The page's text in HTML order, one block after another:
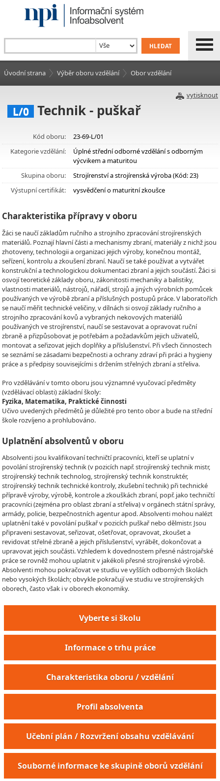
Úvodní strana Výběr oboru vzdělání Obor vzdělání
vytisknout
L/0 Technik - puškař
Kód oboru:
23-69-L/01
Kategorie vzdělání:
Úplné střední odborné vzdělání s odborným
výcvikem a maturitou
Skupina oboru:
Strojírenství a strojírenská výroba (Kód: 23)
Výstupní certifikát:
vysvědčení o maturitní zkoušce
Charakteristika přípravy v oboru
Žáci se naučí základům ručního a strojního zpracování strojírenských
materiálů. Poznají hlavní části a mechanismy zbraní, materiály z nichž jsou
zhotoveny, technologii a organizaci jejich výroby, konečnou montáž,
seřízení, kontrolu a zkoušení zbraní. Naučí se také používat a vytvářet
konstrukční a technologickou dokumentaci zbraní a jejich součástí. Žáci si
osvojí teoretické základy oboru, zákonitosti mechaniky a balistiky,
vlastnosti materiálů, nástrojů, nářadí, strojů a jiných výrobních pomůcek
používaných ve výrobě zbraní a příslušných postupů práce. V laboratořích
se naučí měřit technické veličiny, v dílnách si osvojí základy ručního a
strojního zpracování kovů a vybraných nekovových materiálů
používaných ve strojírenství, naučí se sestavovat a opravovat ruční
zbraně a přizpůsobovat je potřebám a požadavkům jejich uživatelů,
montovat a seřizovat jejich doplňky a příslušenství. Při všech činnostech
se seznámí se zásadami bezpečnosti a ochrany zdraví při práci a hygieny
práce a s předpisy souvisejícími s držením střelných zbraní a střeliva.
Pro vzdělávání v tomto oboru jsou významné vyučovací předměty
(vzdělávací oblasti) základní školy:
Fyzika, Matematika, Praktické činnosti
Učivo uvedených předmětů je důležité pro tento obor a bude na střední
škole rozvíjeno a prohlubováno.
Uplatnění absolventů v oboru
Absolventi jsou kvalifikovaní techničtí pracovníci, kteří se uplatní v
povolání strojírenský technik (v pozicích např. strojírenský technik mistr,
strojírenský technik technolog, strojírenský technik konstruktér,
strojírenský technik technické kontroly, zkušební technik) při technické
přípravě výroby, výrobě, kontrole a zkouškách zbraní, popř. jako techničtí
pracovníci (zejména pro oblast zbraní a střeliva) v orgánech státní správy,
armády, policie, bezpečnostních agentur apod. Absolventi mohou nalézt
uplatnění také v povolání puškař v pozicích puškař nebo dělmistr. Jsou
připraveni sestavovat, seřizovat, ošetřovat, opravovat, zkoušet a
revidovat střelné zbraně a jejich příslušenství, vyrábět, dokončovat a
upravovat jejich součásti. Vzhledem k dovednostem přesné nástrojařské
práce se rovněž mohou uplatnit v jakékoli přesné strojírenské výrobě.
Absolventi mohou pokračovat ve studiu ve vyšších odborných školách
nebo vysokých školách; obvykle pokračují ve studiu ve strojírenských
oborech, často však i v oborech ekonomiky.
Vyberte si školu
Informace o trhu práce
Charakteristika oboru / vzdělání
Profil absolventa
Učební plán / Rozvržení obsahu vzdělávání
Souborné informace ke skupině oborů vzdělání